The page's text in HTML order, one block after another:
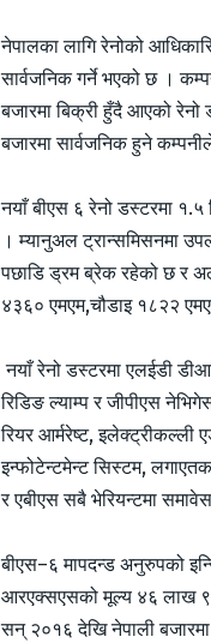
नेपालका लागि रेनोको
सार्वजनिक गर्ने भएको छ ।
बजारमा बिक्री हुँदै आएको रेनो
बजारमा सार्वजनिक हुने
नयाँ बीएस ६ रेनो डस्टरमा
। म्यानुअल ट्रान्समिसनमा
पछाडि ड्रम ब्रेक रहेको छ र
४३६० एमएम,चौडाइ १८२२
नयाँ रेनो डस्टरमा एलईडी
रिडिङ ल्याम्प र जीपीएस
रियर आर्मरेष्ट,
इन्फोटेन्टमेन्ट सिस्टम,
र एबीएस सबै भेरियन्टमा
बीएस–६ मापदन्ड अनुरुपको
आरएक्सएसको मूल्य ४६ लाख
सन् २०१६ देखि नेपाली